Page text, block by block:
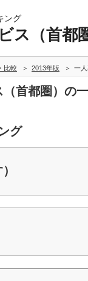
ング
ス（首都
比較 2013年版 一
（首都圏）の
グ